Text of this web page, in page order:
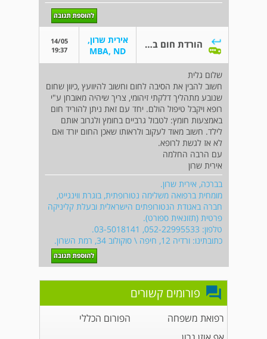
הורדת חום באמצעים טבעיים
אירית שרון,
MBA, ND
14/05
19:37
שלום גלית
חשוב להבין את הסיבה לחום וחשוב להיוועץ ,כיוון שחום
שנובע מתהליך דלקתי זיהומי, צריך שיהיה מאובחן ע"י
רופא ויקבל טיפול הולם. יחד עם זאת ניתן להוריד חום
באמצעות חומץ: לטבול גרביים בחומץ ולגרוב אותם
לילד. חשוב מאוד לעקוב ולראותו שאכן החום יורד ואם
לא אז לגשת לרופא.
עם הרבה החלמה
אירית שרון
בברכה, אירית שרון.
מומחית ברפואה משלימה נטורופתית, בוגרת ווינגייט,
חברה באגודת הנטורופתים הישראלית ובעלת קליניקה
פרטית (תזונאית ספורט).
טלפון: 052-22995533, 03-5018141.
כתובתינו: ורדיה 12, חיפה \ סוקולוב 34, רמת השרון.
פורומים קשורים
רפואת משפחה
הפורום הכללי